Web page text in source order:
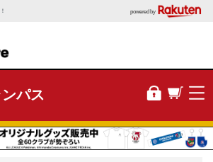
powered by
パス